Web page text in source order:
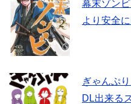
幕末ゾン
より安全
ぎゃんぷ
DL出来る